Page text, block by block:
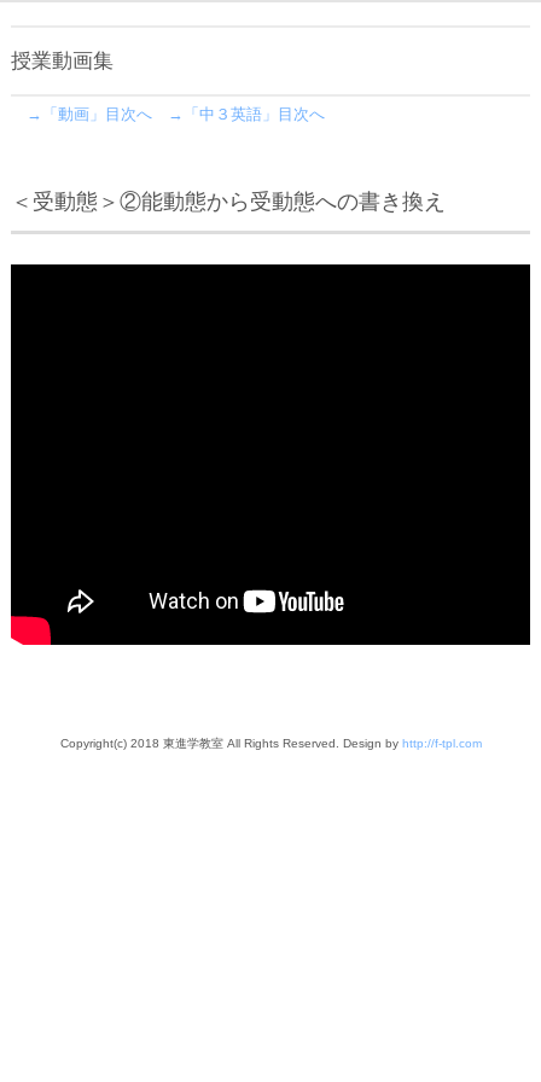
授業動画集
→「動画」目次へ →「中３英語」目次へ
＜受動態＞②能動態から受動態への書き換え
Copyright(c) 2018 東進学教室 All Rights Reserved. Design by http://f-tpl.com